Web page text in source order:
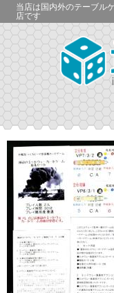
当店は国内外のテーブル
店です